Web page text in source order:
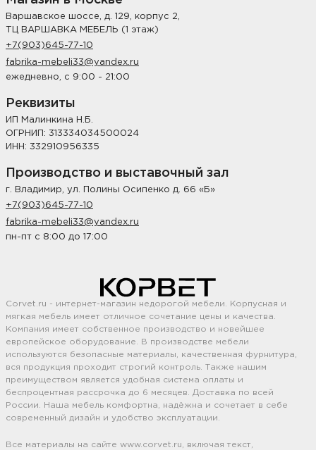
Варшавское шоссе, д. 129, корпус 2,
ТЦ ВАРШАВКА МЕБЕЛЬ (1 этаж)
+7(903)645-77-10
fabrika-mebeli33@yandex.ru
ежедневно, с 9:00 - 21:00
Реквизиты
ИП Малинкина Н.Б.
ОГРНИП: 313334034500024
ИНН: 332910956335
Производство и выставочный зал
г. Владимир, ул. Полины Осипенко д. 66 «Б»
+7(903)645-77-10
fabrika-mebeli33@yandex.ru
пн-пт с 8:00 до 17:00
Corvet.ru - интернет-магазин недорогой мебели. Корпусная и
мягкая мебель имеет отличное сочетание цены и качества.
Компания имеет собственное производство и новейшее
европейское оборудование. В производстве мебели
используются безопасные материалы, качественная фурнитура,
вся продукция проходит строгий контроль. Также нашим
преимуществом является удобная система оплаты и
беспроцентная рассрочка до 6 месяцев. Доставка по всей
России. Наша мебель комфортна, надёжна и сочетает в себе
современный дизайн и удобство эксплуатации.
Все материалы на сайте www.corvet.ru, включая текст,